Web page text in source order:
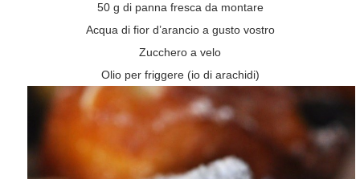
50 g di panna fresca da montare
Acqua di fior d’arancio a gusto vostro
Zucchero a velo
Olio per friggere (io di arachidi)